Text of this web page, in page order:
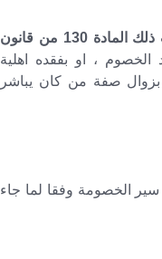
ذلك المادة 130 من قانون
، او بفقده اهلية
بزوال صفة من كان يباشر
الخصومة وفقا لما جاء